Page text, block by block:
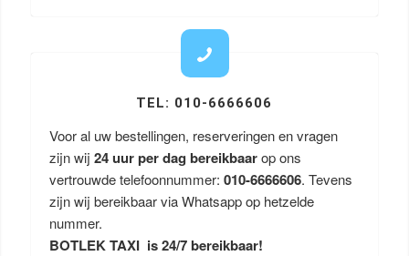
TEL: 010-6666606
Voor al uw bestellingen, reserveringen en vragen
zijn wij 24 uur per dag bereikbaarop ons
vertrouwde telefoonnummer: 010-6666606. Tevens
zijn wij bereikbaar via Whatsapp op hetzelde
nummer.
BOTLEK TAXI is 24/7 bereikbaar!